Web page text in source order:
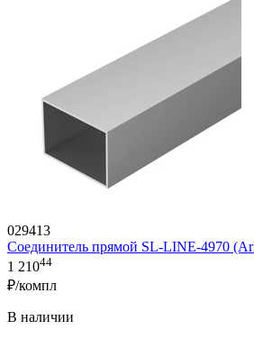
029413
Соединитель прямой SL-LINE-4970
1 21044
₽/компл
В наличии